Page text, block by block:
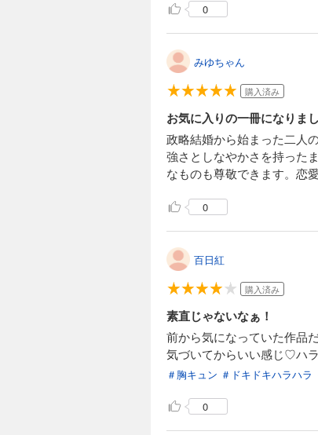
0
みゆちゃん
購入済み
お気に入りの一冊になりまし
政略結婚から始まった二人
強さとしなやかさを持った
なものも尊敬できます。恋
0
百日紅
購入済み
素直じゃないなぁ！
前から気になっていた作品
気づいてからいい感じ♡ハ
＃胸キュン ＃ドキドキハラハラ
0